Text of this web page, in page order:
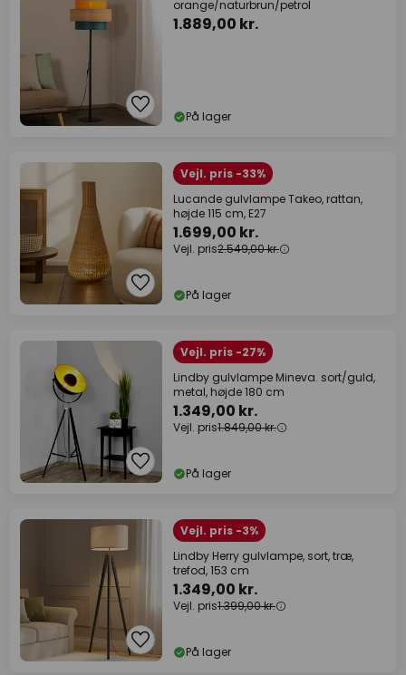
orange/naturbrun/petrol
1.889,00 kr.
På lager
Vejl. pris -33%
Lucande gulvlampe Takeo, rattan,
højde 115 cm, E27
1.699,00 kr.
Vejl. pris2.549,00 kr.
På lager
Vejl. pris -27%
Lindby gulvlampe Mineva. sort/guld,
metal, højde 180 cm
1.349,00 kr.
Vejl. pris1.849,00 kr.
På lager
Vejl. pris -3%
Lindby Herry gulvlampe, sort, træ,
trefod, 153 cm
1.349,00 kr.
Vejl. pris1.399,00 kr.
På lager